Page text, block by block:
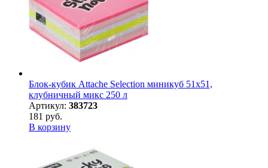
Блок-кубик Attache Selection миникуб 51х51,
клубничный микс 250 л
Артикул: 383723
181 руб.
В корзину